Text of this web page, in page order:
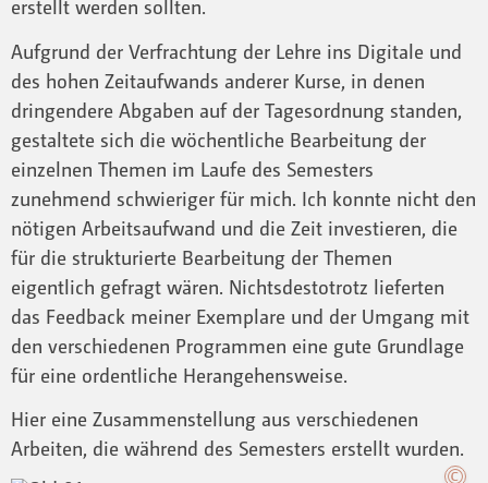
erstellt werden sollten.
Aufgrund der Verfrachtung der Lehre ins Digitale und
des hohen Zeitaufwands anderer Kurse, in denen
dringendere Abgaben auf der Tagesordnung standen,
gestaltete sich die wöchentliche Bearbeitung der
einzelnen Themen im Laufe des Semesters
zunehmend schwieriger für mich. Ich konnte nicht den
nötigen Arbeitsaufwand und die Zeit investieren, die
für die strukturierte Bearbeitung der Themen
eigentlich gefragt wären. Nichtsdestotrotz lieferten
das Feedback meiner Exemplare und der Umgang mit
den verschiedenen Programmen eine gute Grundlage
für eine ordentliche Herangehensweise.
Hier eine Zusammenstellung aus verschiedenen
Arbeiten, die während des Semesters erstellt wurden.